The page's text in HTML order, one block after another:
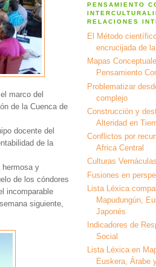
marco del
de la Cuenca de
docente del
de la
y
de los cóndores
incomparable
siguiente,
PENSAMIENTO
RELACIONES
El Método
encrucijada de
Mapas
Pensamiento
Problematizar
complejo
Construcción y
Alteridad en
Conflictos por
Africa Central
Culturas
Fusiones en
Lista Léxica
Mapudungún,
Japonés
Indicadores de
Social
Lista Léxica en
Euskera, Árabe